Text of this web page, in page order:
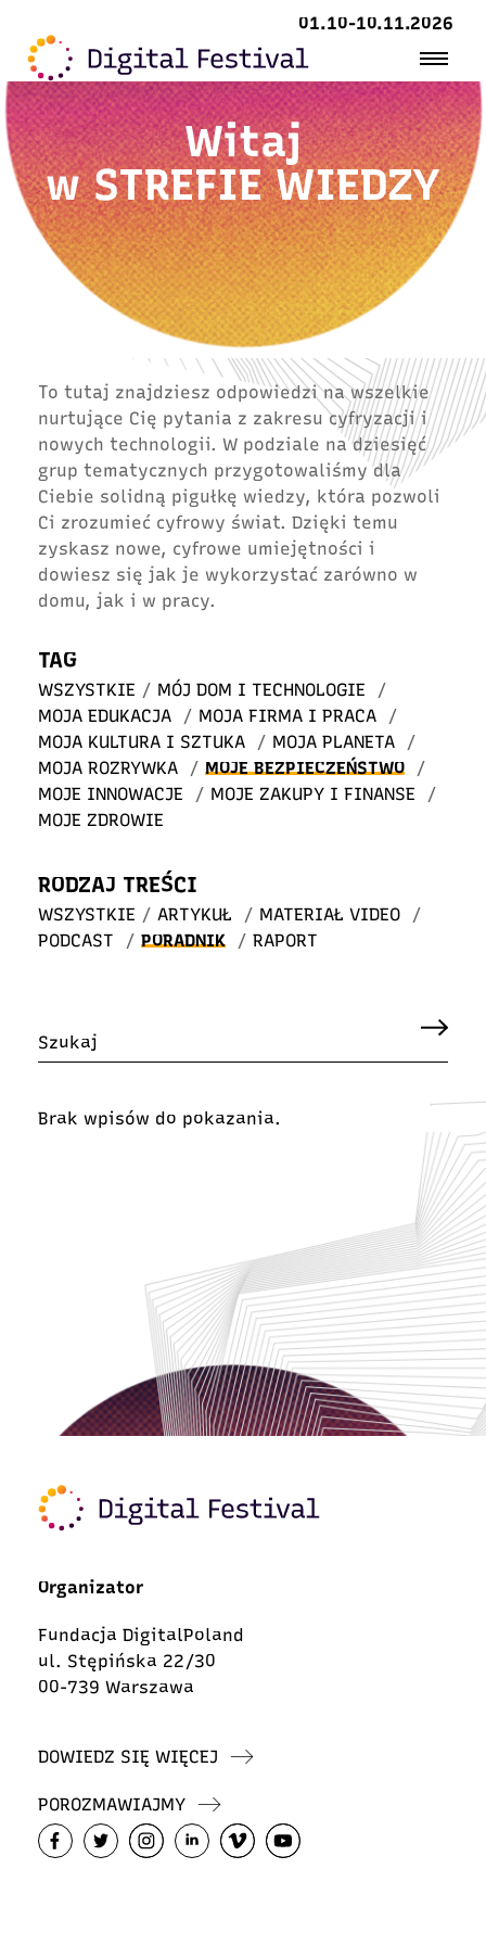
01.10-10.11.2026
Witaj
wSTREFIE WIEDZY
To tutaj znajdziesz odpowiedzi na wszelkie
nurtujące Cię pytania z zakresu cyfryzacji i
nowych technologii. W podziale na dziesięć
grup tematycznych przygotowaliśmy dla
Ciebie solidną pigułkę wiedzy, która pozwoli
Ci zrozumieć cyfrowy świat. Dzięki temu
zyskasz nowe, cyfrowe umiejętności i
dowiesz się jak je wykorzystać zarówno w
domu, jak i w pracy.
TAG
WSZYSTKIE / MÓJ DOM I TECHNOLOGIE
/
MOJA EDUKACJA
/ MOJA FIRMA I PRACA
/
MOJA KULTURA I SZTUKA
/ MOJA PLANETA
/
MOJA ROZRYWKA
/ MOJE BEZPIECZEŃSTWO
/
MOJE INNOWACJE
/ MOJE ZAKUPY I FINANSE
/
MOJE ZDROWIE
RODZAJ TREŚCI
WSZYSTKIE / ARTYKUŁ / MATERIAŁ VIDEO
/
PODCAST
/ PORADNIK / RAPORT
Brak wpisów do pokazania.
Organizator
Fundacja DigitalPoland
ul. Stępińska 22/30
00-739 Warszawa
DOWIEDZ SIĘ WIĘCEJ
POROZMAWIAJMY